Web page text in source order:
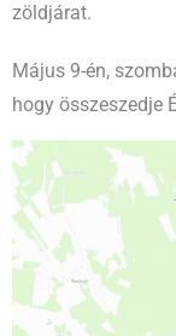
zöldjárat.
Május 9-én,
hogy összeszedje